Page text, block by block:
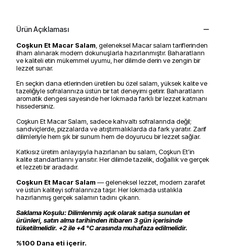
Ürün Açıklaması
Coşkun Et Macar Salam , geleneksel Macar salam tariflerinden
ilham alınarak modern dokunuşlarla hazırlanmıştır. Baharatların
ve kaliteli etin mükemmel uyumu, her dilimde derin ve zengin bir
lezzet sunar.
En seçkin dana etlerinden üretilen bu özel salam, yüksek kalite ve
tazeliğiyle sofralarınıza üstün bir tat deneyimi getirir. Baharatların
aromatik dengesi sayesinde her lokmada farklı bir lezzet katmanı
hissedersiniz.
Coşkun Et Macar Salam, sadece kahvaltı sofralarında değil;
sandviçlerde, pizzalarda ve atıştırmalıklarda da fark yaratır. Zarif
dilimleriyle hem şık bir sunum hem de doyurucu bir lezzet sağlar.
Katkısız üretim anlayışıyla hazırlanan bu salam, Coşkun Et’in
kalite standartlarını yansıtır. Her dilimde tazelik, doğallık ve gerçek
et lezzeti bir aradadır.
Coşkun Et Macar Salam — geleneksel lezzet, modern zarafet
ve üstün kaliteyi sofralarınıza taşır. Her lokmada ustalıkla
hazırlanmış gerçek salamın tadını çıkarın.
Saklama Koşulu: Dilimlenmiş açık olarak satışa sunulan et
ürünleri, satın alma tarihinden itibaren 3 gün içerisinde
tüketilmelidir. +2 ile +4 °C arasında muhafaza edilmelidir.
%100 Dana eti içerir.